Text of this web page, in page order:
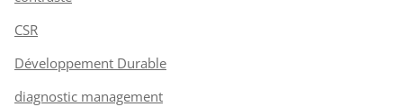
CSR
Développement Durable
diagnostic management